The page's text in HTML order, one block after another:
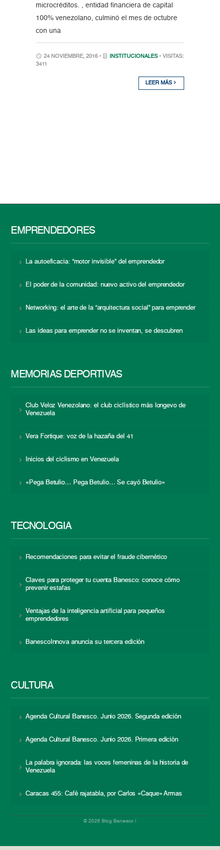
microcréditos. , entidad financiera de capital
100% venezolano, culminó el mes de octubre
con una
24 NOVIEMBRE, 2016 • INSTITUCIONALES • VISITAS:
3411
LEER MÁS
EMPRENDEDORES
La autoeficacia: “motor invisible” del emprendedor
El poder de la comunidad: nuevo activo del emprendedor
Networking: el arte de la “arquitectura social” para emprender
Las ideas para emprender no se inventan, se descubren
MEMORIAS DEPORTIVAS
Club Veloz Venezolano: el club ciclístico más longevo de
Venezuela
Vera Fortique: voz de la hazaña del 41
Inicios del ciclismo en Venezuela
«Pega Betulio… Pega Betulio… Se cayó Betulio»
TECNOLOGÍA
Recomendaciones para evitar el fraude cibernético
Claves para proteger tu cuenta Banesco: conoce cómo
prevenir estafas
Ventajas de la inteligencia artificial para pequeños
emprendedores
BanescoInnova anuncia su tercera edición
CULTURA
Agenda Cultural Banesco. Junio 2026. Segunda edición
Agenda Cultural Banesco. Junio 2026. Primera edición
La palabra ignorada: las voces femeninas de la historia de
Venezuela
Caracas 455: Café rajatabla, por Carlos «Caque» Armas
© 2026 Blog Banesco |